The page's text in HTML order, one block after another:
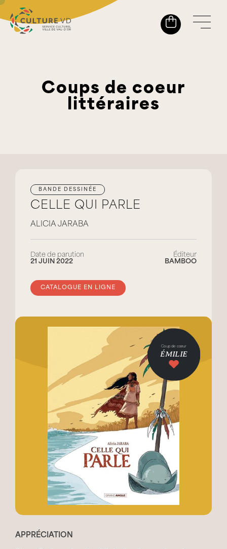
Coups de coeur
littéraires
BANDE DESSINÉE
CELLE QUI PARLE
ALICIA JARABA
Date de parution
21 JUIN 2022
Éditeur
BAMBOO
CATALOGUE EN LIGNE
Coup de coeur
ÉMILIE
APPRÉCIATION